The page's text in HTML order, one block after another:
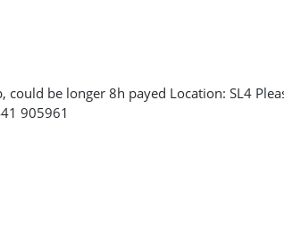
be longer 8h payed Location: SL4
905961